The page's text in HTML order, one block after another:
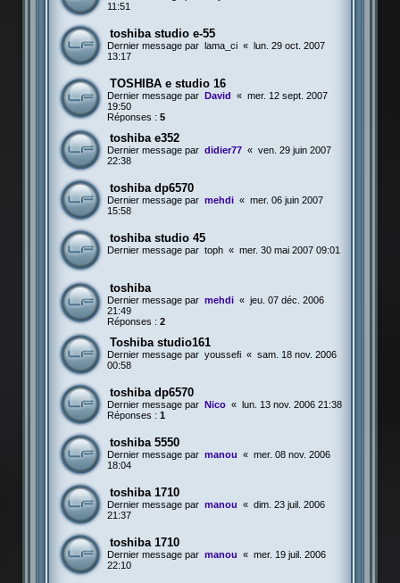
11:51
toshiba studio e-55
Dernier message par lama_ci «
lun. 29 oct. 2007
13:17
TOSHIBA e studio 16
Dernier message par David « mer. 12 sept. 2007
19:50
Réponses : 5
toshiba e352
Dernier message par didier77 « ven. 29 juin 2007
22:38
toshiba dp6570
Dernier message par mehdi « mer. 06 juin 2007
15:58
toshiba studio 45
Dernier message par toph « mer. 30 mai 2007 09:01
toshiba
Dernier message par mehdi « jeu. 07 déc. 2006
21:49
Réponses : 2
Toshiba studio161
Dernier message par youssefi « sam. 18 nov. 2006
00:58
toshiba dp6570
Dernier message par Nico «
lun. 13 nov. 2006 21:38
Réponses : 1
toshiba 5550
Dernier message par manou « mer. 08 nov. 2006
18:04
toshiba 1710
Dernier message par manou « dim. 23 juil. 2006
21:37
toshiba 1710
Dernier message par manou « mer. 19 juil. 2006
22:10